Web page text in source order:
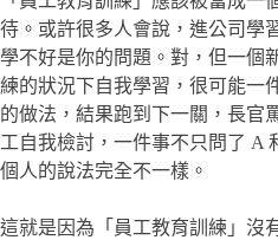
待。或許很多人會說，進公司學
學不好是你的問題。對，但一個
練的狀況下自我學習，很可能一
的做法，結果跑到下一關，長官
工自我檢討，一件事不只問了 A
個人的說法完全不一樣。
這就是因為「員工教育訓練」沒